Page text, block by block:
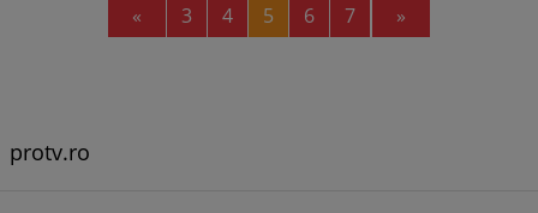
« Previous
3 4 5 6 7 »
protv.ro